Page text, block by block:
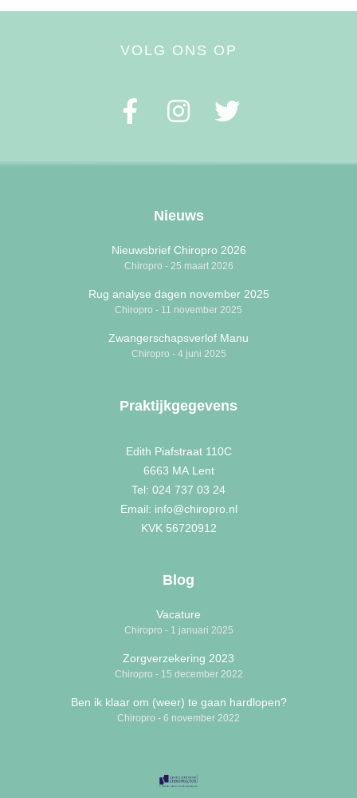
VOLG ONS OP
Nieuws
Nieuwsbrief Chiropro 2026
Chiropro 25 maart 2026
Rug analyse dagen november 2025
Chiropro 11 november 2025
Zwangerschapsverlof Manu
Chiropro 4 juni 2025
Praktijkgegevens
Edith Piafstraat 110C
6663 MA Lent
Tel: 024 737 03 24
Email: info@chiropro.nl
KVK 56720912
Blog
Vacature
Chiropro 1 januari 2025
Zorgverzekering 2023
Chiropro 15 december 2022
Ben ik klaar om (weer) te gaan hardlopen?
Chiropro 6 november 2022